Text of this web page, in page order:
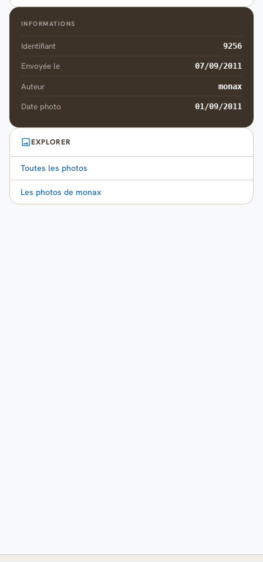
INFORMATIONS
Identifiant 9256
Envoyée le 07/09/2011
Auteur monax
Date photo 01/09/2011
EXPLORER
Toutes les photos
Les photos de monax